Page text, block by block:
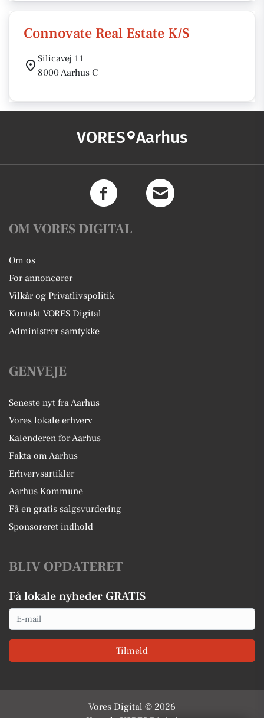
Connovate Real Estate K/S
Silicavej 11
8000 Aarhus C
VORES Aarhus
OM VORES DIGITAL
Om os
For annoncører
Vilkår og Privatlivspolitik
Kontakt VORES Digital
Administrer samtykke
GENVEJE
Seneste nyt fra Aarhus
Vores lokale erhverv
Kalenderen for Aarhus
Fakta om Aarhus
Erhvervsartikler
Aarhus Kommune
Få en gratis salgsvurdering
Sponsoreret indhold
BLIV OPDATERET
Få lokale nyheder GRATIS
Email
Tilmeld
Vores Digital © 2026